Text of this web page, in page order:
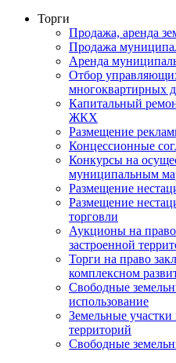
Торги
Продажа, аренда
Продажа
Аренда
Отбор
многоквартирных
Капитальный
ЖКХ
Размещение
Концессионные
Конкурсы на
муниципальным
Размещение
Размещение
торговли
Аукционы на право
застроенной
Торги на право
комплексном
Свободные
использование
Земельные участки
территорий
Свободные